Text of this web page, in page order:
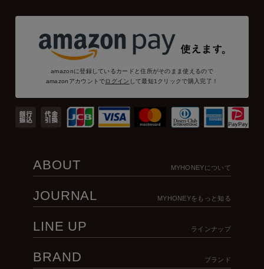
amazonに登録しているカードと住所がそのまま使えるので
amazonアカウントでログイン して最短1クリックで購入完了！
ABOUT MYHONEYについて
JOURNAL MYHONEYをもっと知る
LINE UP ラインナップ
BRAND ブランド